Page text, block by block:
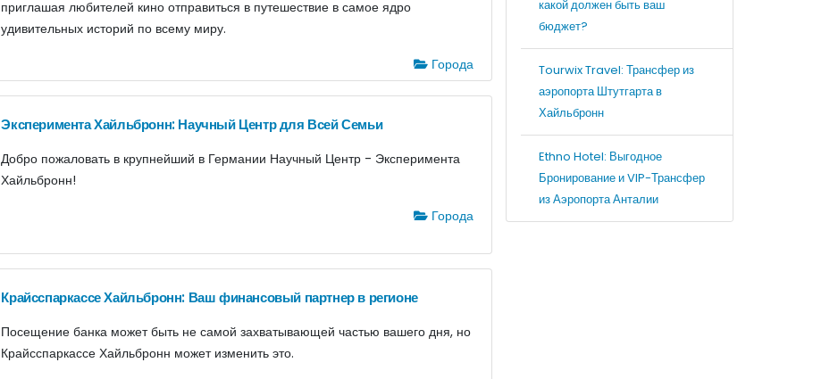
приглашая любителей кино отправиться в путешествие в самое ядро
удивительных историй по всему миру.
Города
Эксперимента Хайльбронн: Научный Центр для Всей Семьи
Добро пожаловать в крупнейший в Германии Научный Центр - Эксперимента
Хайльбронн!
Города
Крайсспаркассе Хайльбронн: Ваш финансовый партнер в регионе
Посещение банка может быть не самой захватывающей частью вашего дня, но
Крайсспаркассе Хайльбронн может изменить это.
какой должен быть ваш
бюджет?
Tourwix Travel: Трансфер из
аэропорта Штутгарта в
Хайльбронн
Ethno Hotel: Выгодное
Бронирование и VIP-Трансфер
из Аэропорта Анталии